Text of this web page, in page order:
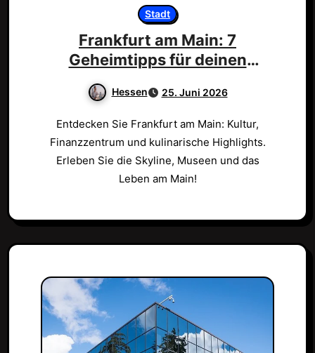
Stadt
Frankfurt am Main: 7
Geheimtipps für deinen
perfekten Besuch!
Hessen 25. Juni 2026
Entdecken Sie Frankfurt am Main: Kultur,
Finanzzentrum und kulinarische Highlights.
Erleben Sie die Skyline, Museen und das
Leben am Main!